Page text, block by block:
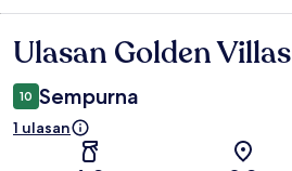
Ulasan
Ulasan Golden Villas
10 Sempurna
1 ulasan